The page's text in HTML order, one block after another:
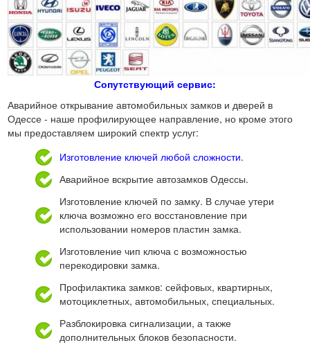
Сопутствующий сервис:
Аварийное открывание автомобильных замков и дверей в
Одессе - наше профилирующее направление, но кроме этого
мы предоставляем широкий спектр услуг:
Изготовление ключей любой сложности.
Аварийное вскрытие автозамков Одессы.
Изготовление ключей по замку. В случае утери
ключа возможно его восстановление при
использовании номеров пластин замка.
Изготовление чип ключа с возможностью
перекодировки замка.
Профилактика замков: сейфовых, квартирных,
мотоциклетных, автомобильных, специальных.
Разблокировка сигнализации, а также
дополнительных блоков безопасности.